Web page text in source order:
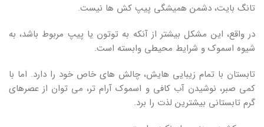
تانگ بایت، دشمن همیشگی پیپ کش ها نیست.
در واقع، این مشکل بیشتر از آنکه به توتون یا پیپ مربوط باشد، به
شیوه اسموک و شرایط محیطی وابسته است.
تابستان با تمام زیبایی هایش، چالش های خاص خود را دارد. اما با
کمی صبر، نوشیدن آب کافی و اسموک آرام تر، می توان از عصرهای
گرم تابستانی بیشترین لذت را برد.